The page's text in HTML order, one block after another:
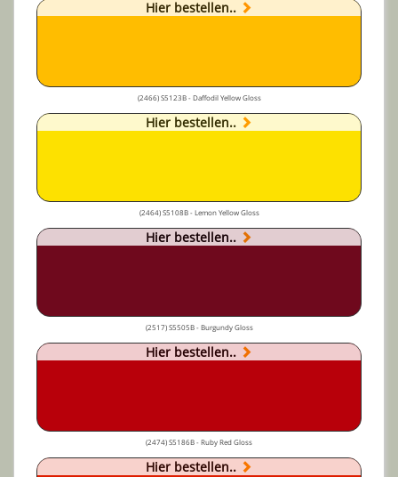
Hier bestellen..
(2466) S5123B - Daffodil Yellow Gloss
Hier bestellen..
(2464) S5108B - Lemon Yellow Gloss
Hier bestellen..
(2517) S5505B - Burgundy Gloss
Hier bestellen..
(2474) S5186B - Ruby Red Gloss
Hier bestellen..